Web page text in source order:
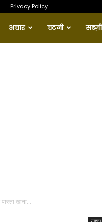
Privacy Policy
अचार चटनी सब्ज़ी
खाना...
नाश्ता